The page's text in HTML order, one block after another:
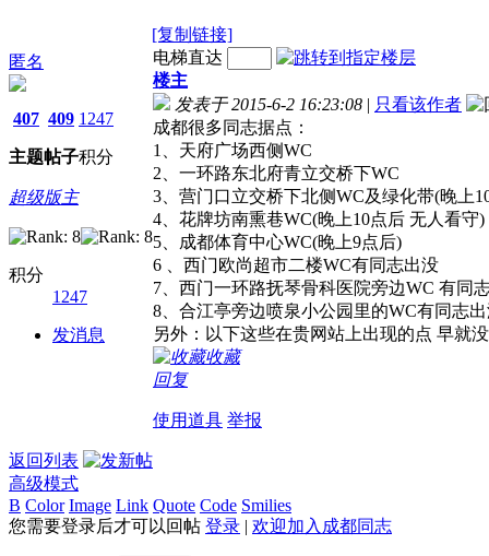
[复制链接]
匿名
407
主题
409
帖子
1247
积分
超级版主
积分
1247
发消息
电梯直达
楼主
发表于 2015-6-2 16:23:08 | 只看该作者
成都很多同志据点：
1、天府广场西侧WC
2、一环路东北府青立交桥下WC
3、营门口立交桥下北侧WC及绿化带(晚上
4、花牌坊南熏巷WC(晚上10点后 无人看守)
5、成都体育中心WC(晚上9点后)
6 、西门欧尚超市二楼WC有同志出没
7、西门一环路抚琴骨科医院旁边WC 有同
8、合江亭旁边喷泉小公园里的WC有同志
另外：以下这些在贵网站上出现的点 早就
收藏
回复
使用道具 举报
返回列表
高级模式
B Color Image Link Quote Code Smilies
您需要登录后才可以回帖 登录 | 欢迎加入成都同志